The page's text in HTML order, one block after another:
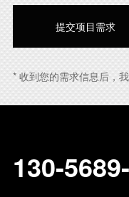
* 收到您的需求信息后，
130-